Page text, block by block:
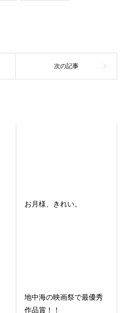
お月様、きれい。
地中海の映画祭で最優秀
作品賞！！